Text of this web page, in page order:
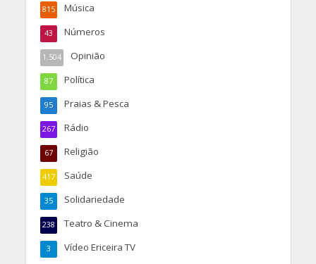
Música
815
Números
43
Opinião
1.504
Política
87
Praias & Pesca
95
Rádio
267
Religião
67
Saúde
417
Solidariedade
35
Teatro & Cinema
238
Vídeo Ericeira TV
3